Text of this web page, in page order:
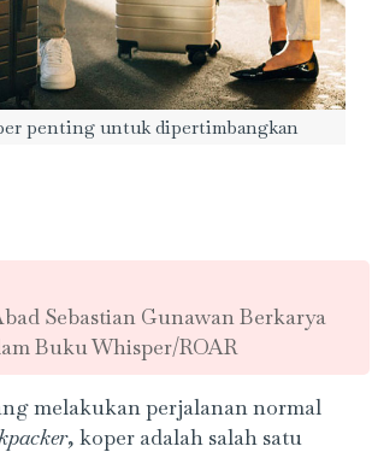
penting untuk dipertimbangkan
Sebastian Gunawan Berkarya
Buku Whisper/ROAR
melakukan perjalanan normal
, koper adalah salah satu